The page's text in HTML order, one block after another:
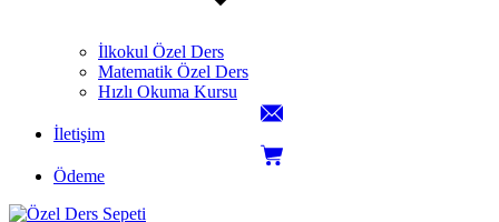
İlkokul Özel Ders
Matematik Özel Ders
Hızlı Okuma Kursu
İletişim
Ödeme